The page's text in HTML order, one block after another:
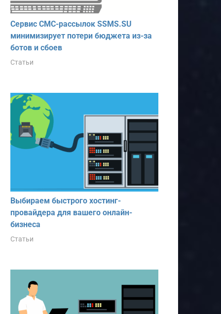
Сервис СМС-рассылок SSMS.SU
минимизирует потери бюджета из-за
ботов и сбоев
Статьи
Выбираем быстрого хостинг-
провайдера для вашего онлайн-
бизнеса
Статьи